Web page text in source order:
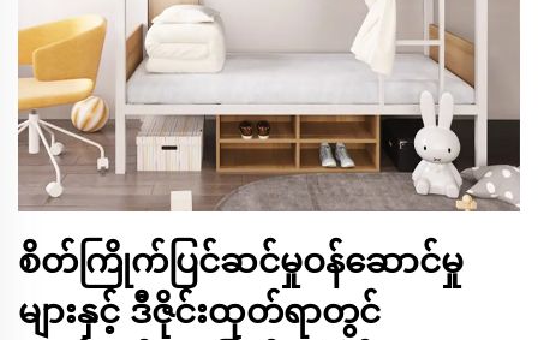
စိတ်ကြိုက်ပြင်ဆင်မှုဝန်ဆောင်မှု
များနှင့် ဒီဇိုင်းထုတ်ရာတွင်